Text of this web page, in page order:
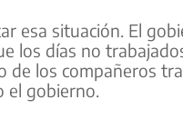
esa situación. El
los días no
de los compañeros
el gobierno.